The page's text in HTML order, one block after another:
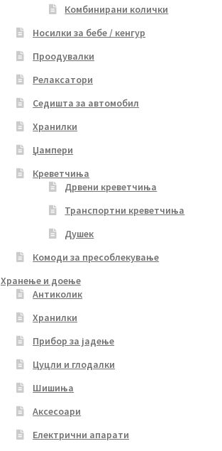
Комбинирани колички
Носилки за бебе / кенгур
Проодувалки
Релаксатори
Седишта за автомобил
Хранилки
Џампери
Креветчиња
Дрвени креветчиња
Транспортни креветчиња
Душек
Комоди за пресоблекување
Хранење и доење
Антиколик
Хранилки
Прибор за јадење
Цуцли и глодалки
Шишиња
Аксесоари
Електрични апарати